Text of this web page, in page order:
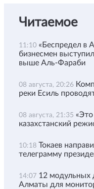
Читаемое
11:10 «Беспредел в
бизнесмен
выше Аль-Фараби
08 августа, 20:26
реки Есиль
08 августа, 21:35
казахстанский
10:18 Токаев
телеграмму
14:07 12 модульных
Алматы для